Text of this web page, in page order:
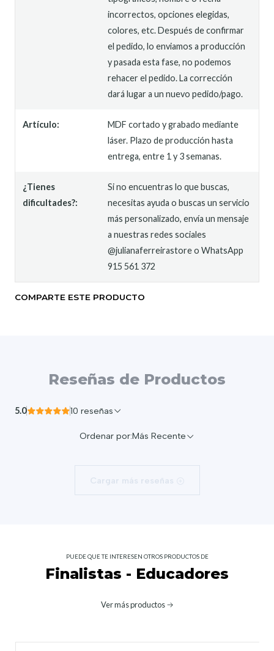
incorrectos, opciones elegidas,
colores, etc. Después de confirmar
el pedido, lo enviamos a producción
y pasada esta fase, no podemos
rehacer el pedido. La corrección
dará lugar a un nuevo pedido/pago.
Artículo:
MDF cortado y grabado mediante
láser. Plazo de producción hasta
entrega, entre 1 y 3 semanas.
¿Tienes
dificultades?:
Si no encuentras lo que buscas,
necesitas ayuda o buscas un servicio
más personalizado, envía un mensaje
a nuestras redes sociales
@julianaferreirastore o WhatsApp
915 561 372
COMPARTE ESTE PRODUCTO
Reseñas de Productos
5.0 10 reseñas
Ordenar por:Más Recente
Cargar más reseñas
PUEDE QUE TE INTERESEN OTROS PRODUCTOS DE
Finalistas - Educadores
Ver más productos